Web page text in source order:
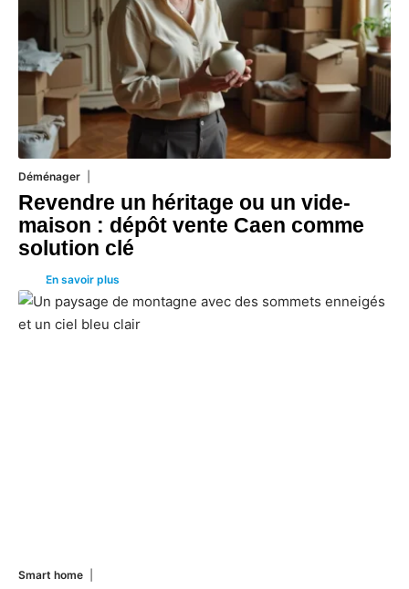
Déménager
Revendre un héritage ou un vide-
maison : dépôt vente Caen comme
solution clé
En savoir plus
Smart home